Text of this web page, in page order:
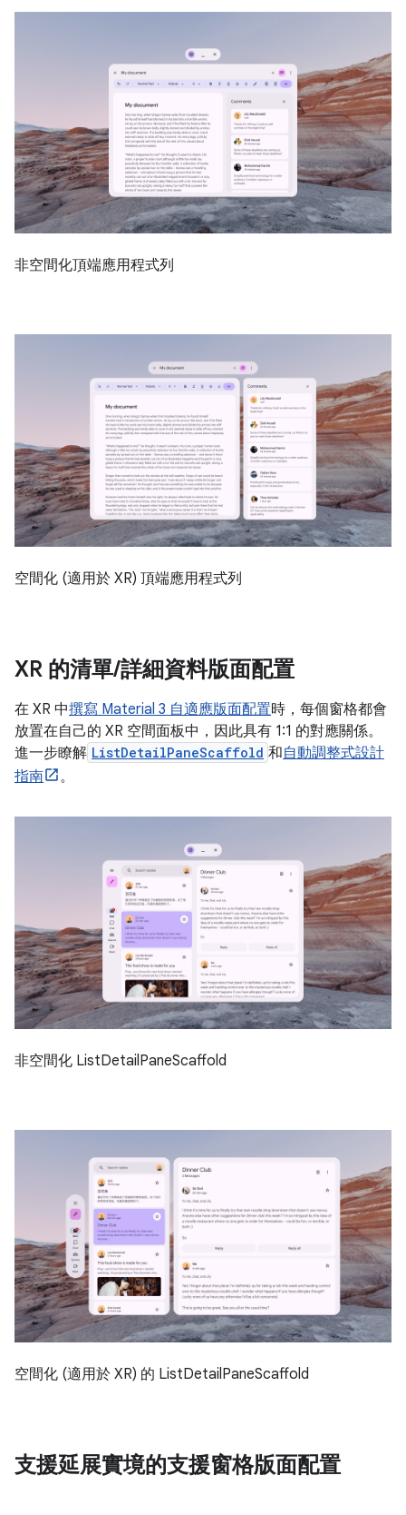
非空間化頂端應用程式列
空間化 (適用於 XR) 頂端應用程式列
XR 的清單/詳細資料版面配置
在 XR 中撰寫 Material 3 自適應版面配置時，每個窗格都會
放置在自己的 XR 空間面板中，因此具有 1:1 的對應關係。
進一步瞭解 ListDetailPaneScaffold 和自動調整式設計
指南
。
非空間化 ListDetailPaneScaffold
空間化 (適用於 XR) 的 ListDetailPaneScaffold
支援延展實境的支援窗格版面配置